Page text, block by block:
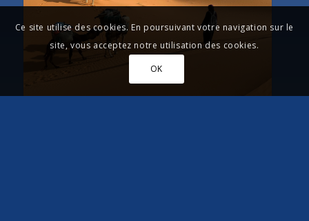
Ce site utilise des cookies. En poursuivant votre navigation sur le
site, vous acceptez notre utilisation des cookies.
OK